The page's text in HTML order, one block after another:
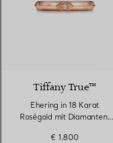
Tiffany True™
Ehering in 18 Karat
Roségold mit Diamanten,
€ 1.800